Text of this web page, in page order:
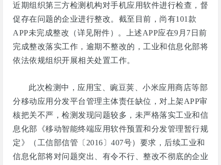
近期组织第三方检测机构对手机应用软件进行检查，督
促存在问题的企业进行整改。截至目前，尚有101款
APP未完成整改（详见附件）。上述APP应在9月7日前
完成整改落实工作，逾期不整改的，工业和信息化部将
依法依规组织开展相关处置工作。
此次检测中，应用宝、豌豆荚、小米应用商店等部
分移动应用分发平台管理主体责任缺位，对上架APP审
核把关不严，检测发现问题较多，未严格落实工业和信
息化部《移动智能终端应用软件预置和分发管理暂行规
定》（工信部信管〔2016〕407号）要求，后续工业和
信息化部将对问题突出、有令不行、整改不彻底的企业